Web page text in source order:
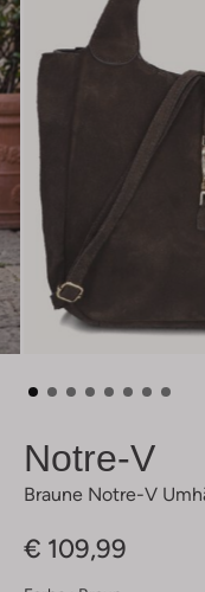
Notre-V
Braune Notre-V
€ 109,99